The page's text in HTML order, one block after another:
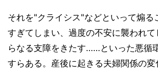
それを"クライシス"などといって煽る
すぎてしまい、過度の不安に襲われて
らなる支障をきたす……といった悪循
すらある。産後に起きる夫婦関係の